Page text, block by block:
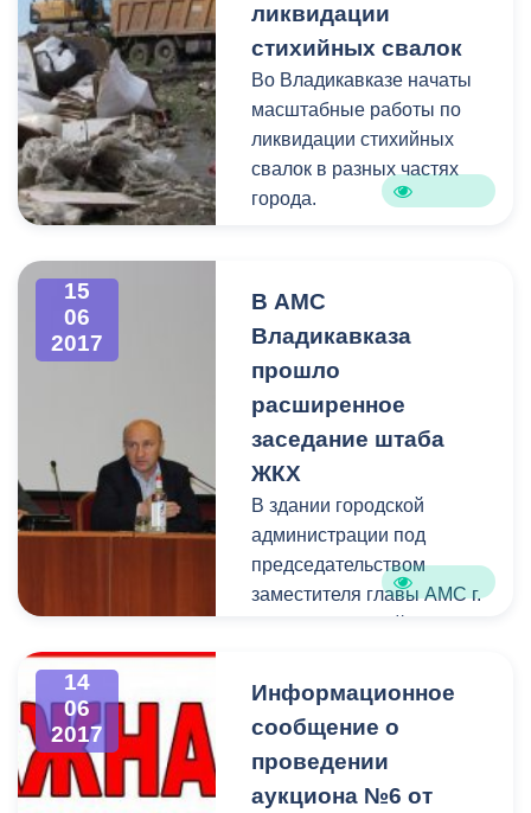
ограничено
водоснабжение
левобережной части
г.Владикавказа.
ликвидации
стихийных свалок
Во Владикавказе начаты
масштабные работы по
ликвидации стихийных
свалок в разных частях
города.
15
06
2017
В АМС
Владикавказа
прошло
расширенное
заседание штаба
ЖКХ
В здании городской
администрации под
председательством
заместителя главы АМС г.
расширенное заседание
присутствовали
руководители
управляющих компаний,
14
06
2017
Информационное
сообщение о
проведении
аукциона №6 от